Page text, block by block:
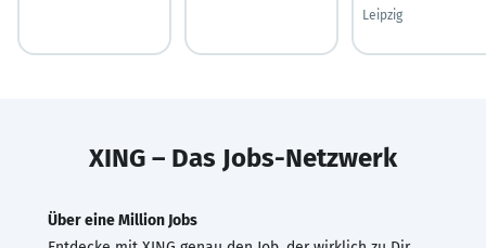
Leipzig
XING – Das Jobs-Netzwerk
Über eine Million Jobs